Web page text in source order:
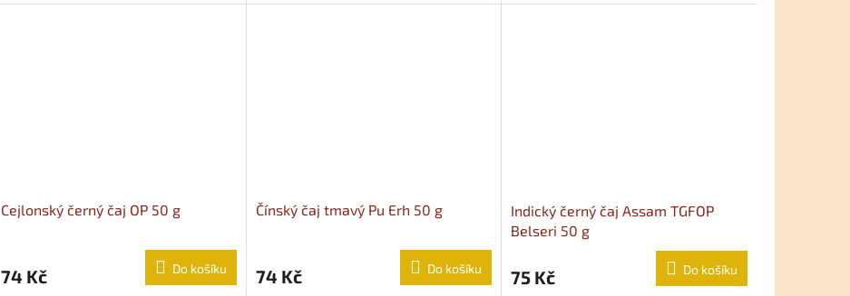
Cejlonský černý čaj OP 50 g
74 Kč Do košíku
Čínský čaj tmavý Pu Erh 50 g
74 Kč Do košíku
Indický černý čaj Assam TGFOP
Belseri 50 g
75 Kč Do košíku